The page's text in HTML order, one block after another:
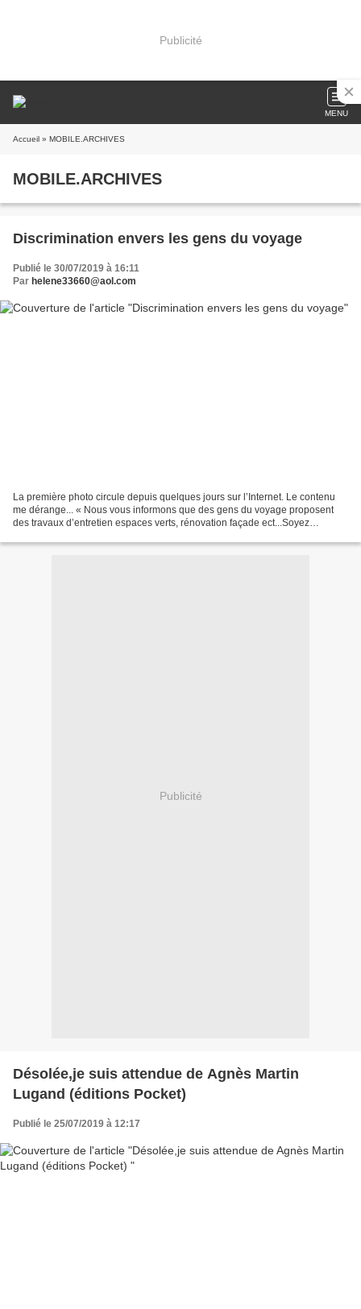
Publicité
MENU
Accueil » MOBILE.ARCHIVES
MOBILE.ARCHIVES
Discrimination envers les gens du voyage
Publié le 30/07/2019 à 16:11
Par helene33660@aol.com
La première photo circule depuis quelques jours sur l’Internet. Le contenu
me dérange... « Nous vous informons que des gens du voyage proposent
des travaux d’entretien espaces verts, rénovation façade ect...Soyez
Publicité
Désolée,je suis attendue de Agnès Martin
Lugand (éditions Pocket)
Publié le 25/07/2019 à 12:17